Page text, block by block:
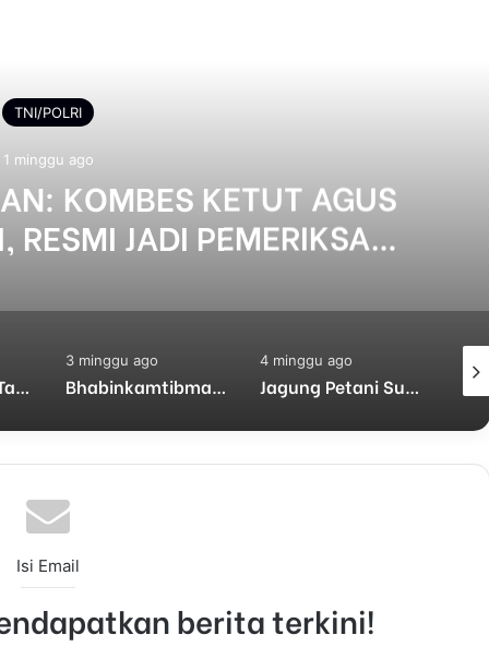
TNI/POLRI
1 minggu ago
KOMBES KETUT AGUS
JADI PEMERIKSA
Kasus Dugaan Tangkap Lepas Pencurian Besi Menggantung, Publik Pertanyakan Sikap Kapolres Mojokerto Kota dan Propam
3 minggu ago
Bhabinkamtibmas Polsek Sukorejo Dorong Pemanfaatan Lahan Produktif untuk Dukung Ketahanan Pangan Nasional
4 minggu ago
Jagung Petani Sukorejo Tembus Bulog, Polisi Kawal Pengiriman Hasil Panen
Isi Email
berita terkini!